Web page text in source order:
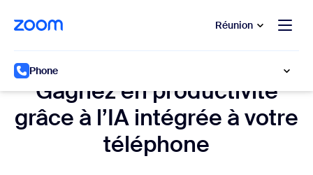
contenu principal
au chat d’aide Réunion
Phone
Gagnez en productivité
grâce à l’IA intégrée à votre
téléphone